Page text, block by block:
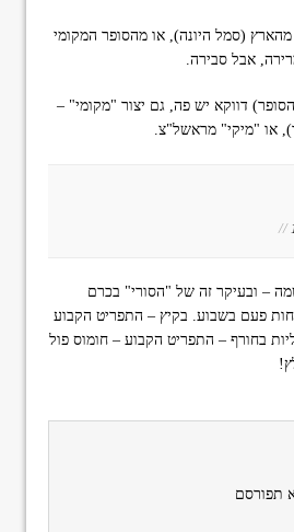
(סמל היונה), או מהסופר המקומי
אבל סבירה.
דווקא יש פה, גם יצור "מקומי" –
//
– ובעיקר זה של "הסורי" בכרם
פעם בשבוע. בקיץ – התפריט הקבוע
בחורף – התפריט הקבוע – חומוס פול
תפורסם